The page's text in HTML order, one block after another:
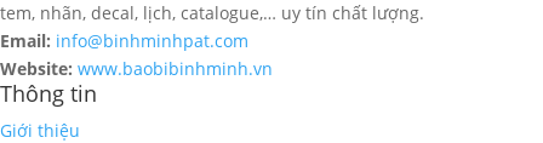
tem, nhãn, decal, lịch, catalogue,… uy tín chất lượng.
Email: info@binhminhpat.com
Website: www.baobibinhminh.vn
Thông tin
Giới thiệu